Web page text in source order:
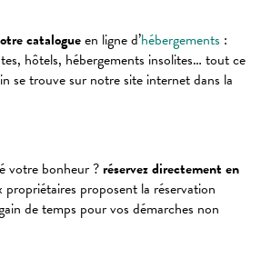
catalogueen ligne d’hébergements :
hôtels, hébergements insolites… tout ce
se trouve sur notre site internet dans la
votre bonheur ? réservez directement en
proposent la réservation
de temps pour vos démarches non